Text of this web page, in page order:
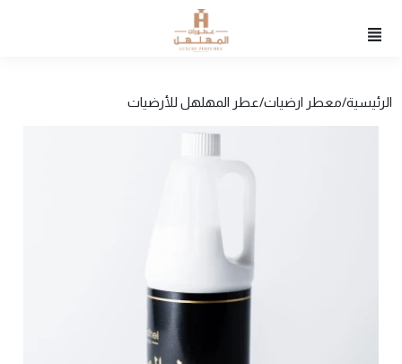
الرئيسية/معطر ارضيات/عطر المهلهل للأرضيات